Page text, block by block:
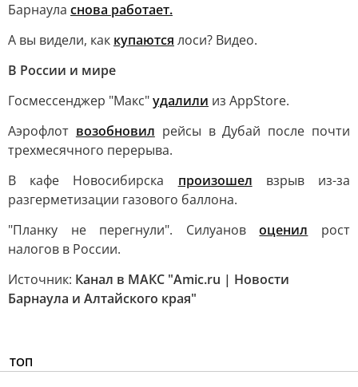
Барнаула снова работает.
А вы видели, как купаются лоси? Видео.
В России и мире
Госмессенджер "Макс"удалили из AppStore.
Аэрофлот возобновил рейсы в Дубай после почти
трехмесячного перерыва.
В кафе Новосибирска произошел взрыв из-за
разгерметизации газового баллона.
"Планку не перегнули". Силуановоценил рост
налогов в России.
Источник: Канал в МАКС "Amic.ru | Новости
Барнаула и Алтайского края"
ТОП